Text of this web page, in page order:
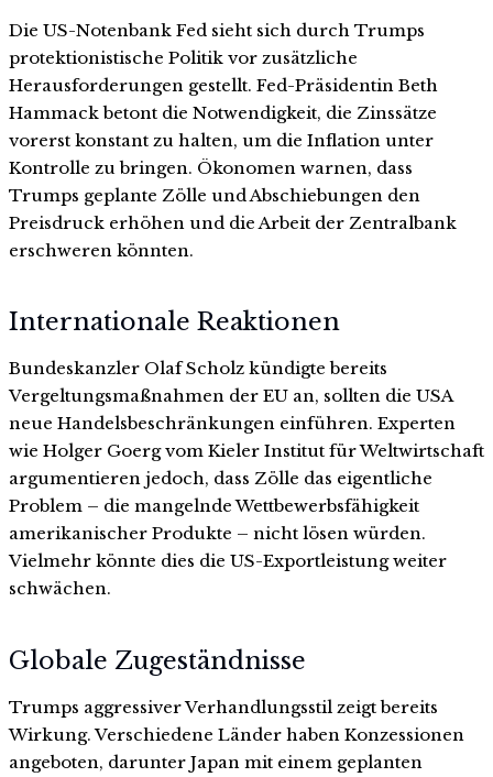
Die US-Notenbank Fed sieht sich durch Trumps
protektionistische Politik vor zusätzliche
Herausforderungen gestellt. Fed-Präsidentin Beth
Hammack betont die Notwendigkeit, die Zinssätze
vorerst konstant zu halten, um die Inflation unter
Kontrolle zu bringen. Ökonomen warnen, dass
Trumps geplante Zölle und Abschiebungen den
Preisdruck erhöhen und die Arbeit der Zentralbank
erschweren könnten.
Internationale Reaktionen
Bundeskanzler Olaf Scholz kündigte bereits
Vergeltungsmaßnahmen der EU an, sollten die USA
neue Handelsbeschränkungen einführen. Experten
wie Holger Goerg vom Kieler Institut für Weltwirtschaft
argumentieren jedoch, dass Zölle das eigentliche
Problem – die mangelnde Wettbewerbsfähigkeit
amerikanischer Produkte – nicht lösen würden.
Vielmehr könnte dies die US-Exportleistung weiter
schwächen.
Globale Zugeständnisse
Trumps aggressiver Verhandlungsstil zeigt bereits
Wirkung. Verschiedene Länder haben Konzessionen
angeboten, darunter Japan mit einem geplanten